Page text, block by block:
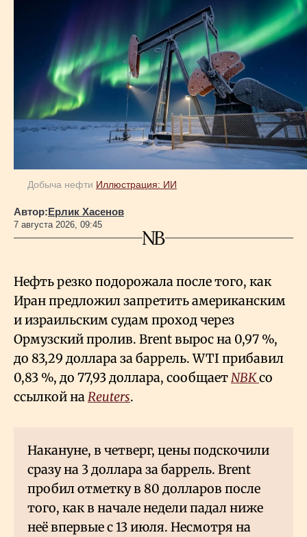
Добыча нефти Иллюстрация: ИИ
Автор:Ерлик Хасенов
7 августа 2026, 09:45
Нефть резко подорожала после того, как
Иран предложил запретить американским
и израильским судам проход через
Ормузский пролив. Brent вырос на 0,97 %,
до 83,29 доллара за баррель. WTI прибавил
0,83 %, до 77,93 доллара, сообщаетNBKсо
ссылкой наReuters.
Накануне, в четверг, цены подскочили
сразу на 3 доллара за баррель. Brent
пробил отметку в 80 долларов после
того, как в начале недели падал ниже
неё впервые с 13 июля. Несмотря на